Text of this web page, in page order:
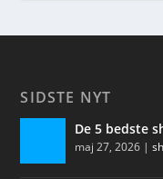
SIDSTE NYT
De 5 bedste
maj 27, 2026 |